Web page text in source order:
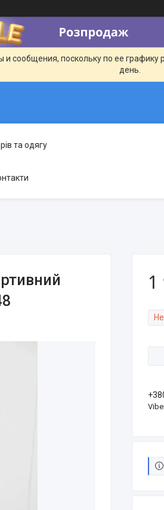
сообщения, поскольку по ее
день.
та одягу
1